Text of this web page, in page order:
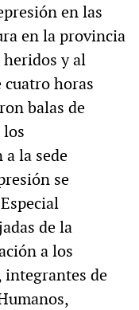
en las
en la provincia
heridos y al
cuatro horas
balas de
los
la sede
se
de la
a los
integrantes de